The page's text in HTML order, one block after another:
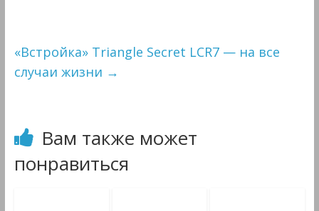
«Встройка» Triangle Secret LCR7 — на все
случаи жизни →
Вам также может
понравиться